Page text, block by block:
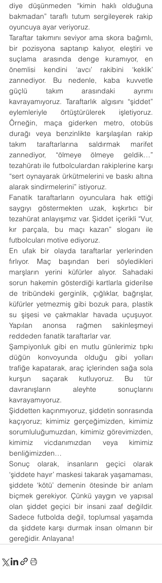
diye düşünmeden “kimin haklı olduğuna
bakmadan” taraflı tutum sergileyerek rakip
oyuncuya ayar veriyoruz.
Taraftar takımını seviyor ama skora bağımlı,
bir pozisyona saptanıp kalıyor, eleştiri ve
suçlama arasında denge kuramıyor, en
önemlisi kendini ‘avcı’ rakibini ‘keklik’
zannediyor. Bu nedenle, kaba kuvvetle
güçlü takım arasındaki ayrımı
kavrayamıyoruz. Taraftarlık algısını “şiddet”
eylemleriyle örtüştürülerek işletiyoruz.
Örneğin, maça giderken metro, otobüs
durağı veya benzinlikte karşılaşılan rakip
takım taraftarlarına saldırmak marifet
zannediyor, “ölmeye ölmeye geldik…”
tezahüratı ile futbolculardan rakiplerine karşı
“sert oynayarak ürkütmelerini ve baskı altına
alarak sindirmelerini” istiyoruz.
Fanatik taraftarların oyunculara hak ettiği
saygıyı göstermekten uzak, kışkırtıcı bir
tezahürat anlayışımız var. Şiddet içerikli “Vur,
kır parçala, bu maçı kazan” sloganı ile
futbolcuları motive ediyoruz.
En ufak bir olayda taraftarlar yerlerinden
fırlıyor. Maç başından beri söyledikleri
marşların yerini küfürler alıyor. Sahadaki
sorun hakemin gösterdiği kartlarla giderilse
de tribündeki gerginlik, çığlıklar, bağrışlar,
küfürler yetmezmiş gibi bozuk para, plastik
su şişesi ve çakmaklar havada uçuşuyor.
Yapılan anonsa rağmen sakinleşmeyi
reddeden fanatik taraftarlar var.
Şampiyonluk gibi en mutlu günlerimiz tıpkı
düğün konvoyunda olduğu gibi yolları
trafiğe kapatarak, araç içlerinden sağa sola
kurşun saçarak kutluyoruz. Bu tür
davranışların aleyhte sonuçlarını
kavrayamıyoruz.
Şiddetten kaçınmıyoruz, şiddetin sonrasında
kaçıyoruz; kimimiz gerçeğimizden, kimimiz
sorumluluğumuzdan, kimimiz görevimizden,
kimimiz vicdanımızdan veya kimimiz
benliğimizden…
Sonuç olarak, insanların geçici olarak
‘şiddete hayır’ maskesi takarak yaşamaması,
şiddete ‘kötü’ demenin ötesinde bir anlam
biçmek gerekiyor. Çünkü yaygın ve yapısal
olan şiddet geçici bir insani zaaf değildir.
Sadece futbolda değil, toplumsal yaşamda
da şiddete karşı durmak insan olmanın bir
gereğidir. Anlayana!